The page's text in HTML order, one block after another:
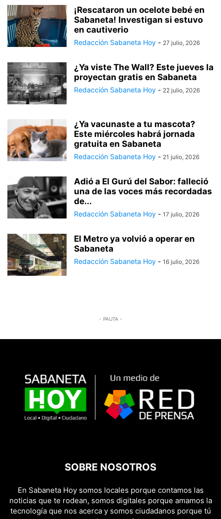
¡Rescataron un ocelote bebé en
Sabaneta! Investigan si estuvo
en cautiverio
Redacción Sabaneta Hoy - 27 julio, 2026
¿Ya viste The Wall? Este jueves la
proyectan gratis en Sabaneta
Redacción Sabaneta Hoy - 22 julio, 2026
¿Ya vacunaste a tu mascota?
Este miércoles habrá jornada
gratuita en Sabaneta
Redacción Sabaneta Hoy - 21 julio, 2026
Adió a El Gurú del Sabor: falleció
una de las voces más recordadas
de...
Redacción Sabaneta Hoy - 17 julio, 2026
El Metro ya volvió a operar en
Sabaneta
Redacción Sabaneta Hoy - 16 julio, 2026
- PAUTA -
SOBRE NOSOTROS
En Sabaneta Hoy somos locales porque contamos las
noticias que te rodean, somos digitales porque amamos la
tecnología que nos acerca y somos ciudadanos porque tú